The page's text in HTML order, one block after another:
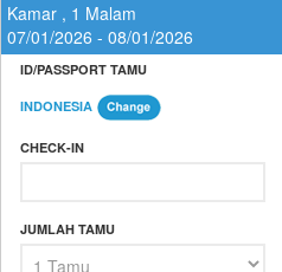
Kamar , 1 Malam
07/01/2026 - 08/01/2026
ID/PASSPORT TAMU
INDONESIA
CHECK-IN
JUMLAH TAMU